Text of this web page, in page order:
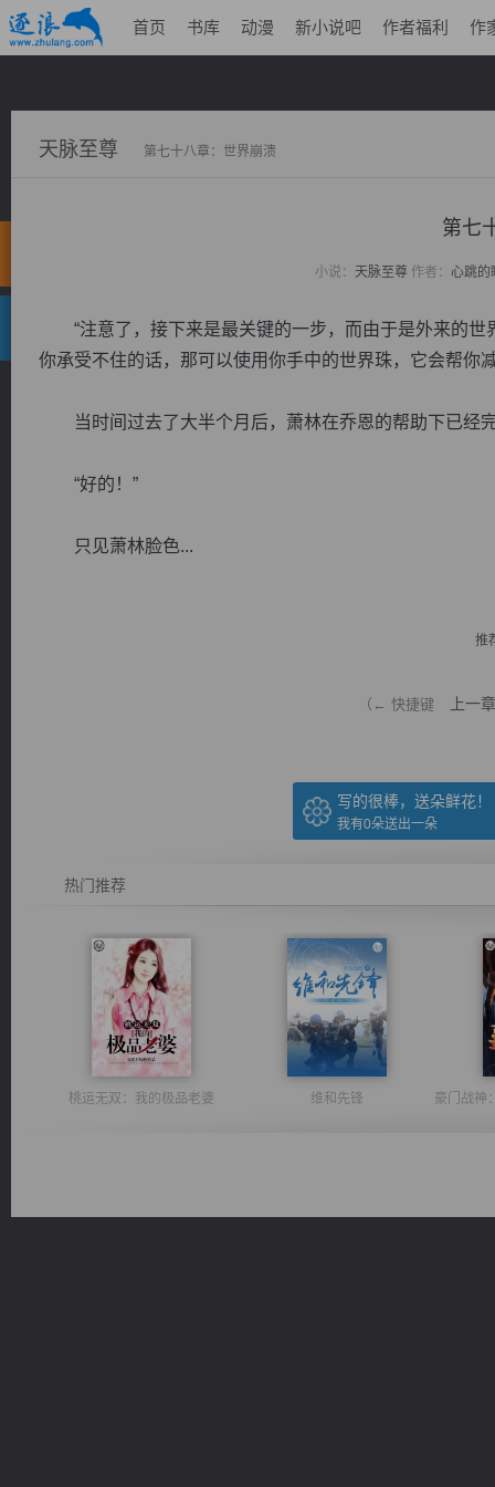
首页 书库 动漫 新小说吧 作者福利 作
天脉至尊 第七十八章：世界崩溃
第七
小说： 天脉至尊作者： 心跳的
“注意了，接下来是最关键的一步，而由于是外来的世
你承受不住的话，那可以使用你手中的世界珠，它会帮你
当时间过去了大半个月后，萧林在乔恩的帮助下已经
“好的！”
只见萧林脸色...
推
（← 快捷键 上一章
写的很棒，送朵鲜花！
我有0朵送出一朵
热门推荐
桃运无双：我的极品老婆 维和先锋